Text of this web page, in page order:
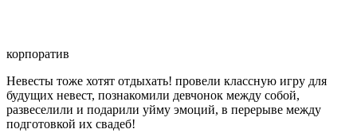
корпоратив
Невесты тоже хотят отдыхать! провели классную игру для
будущих невест, познакомили девчонок между собой,
развеселили и подарили уйму эмоций, в перерыве между
подготовкой их свадеб!